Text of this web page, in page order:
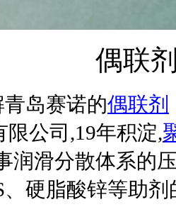
偶联
岛赛诺的偶联剂
限公司,19年积淀,
润滑分散体系的
、硬脂酸锌等助